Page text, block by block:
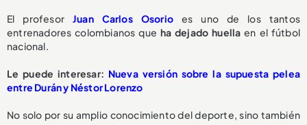
El profesor Juan Carlos Osorio
es uno de los tantos
entrenadores colombianos que ha dejado huella en el fútbol
nacional.
Le puede interesar: Nueva versión sobre la supuesta pelea
entre Durán y Néstor Lorenzo
No solo por su amplio conocimiento del deporte, sino también